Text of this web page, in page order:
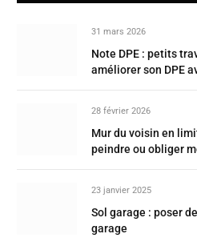
31 mars 2026
Note DPE : petits
améliorer son DPE
28 février 2026
Mur du voisin en
peindre ou obliger
23 janvier 2025
Sol garage : poser
garage